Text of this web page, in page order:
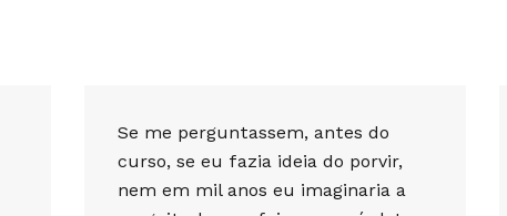
Se me perguntassem, antes do
curso, se eu fazia ideia do porvir,
nem em mil anos eu imaginaria a